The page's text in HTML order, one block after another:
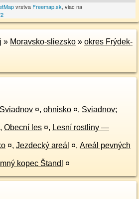
vrstva Freemap.sk, viac na
» Moravsko-sliezsko » okres Frýdek-
¤, ohnisko ¤, Sviadnov;
, Obecní les ¤, Lesní rostliny ­—
¤, Jezdecký areál ¤, Areál pevných
kopec Štandl ¤